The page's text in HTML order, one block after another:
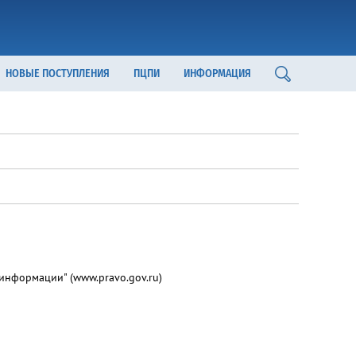
НОВЫЕ ПОСТУПЛЕНИЯ ПЦПИ ИНФОРМАЦИЯ
(www.pravo.gov.ru)